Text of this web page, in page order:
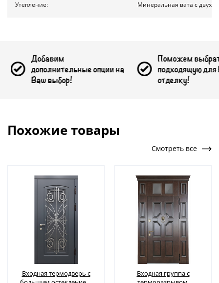
Утепление: Минеральная вата с двух
опции на
Поможем выбрать
подходящую для Вас
отделку!
Похожие товары
Смотреть все
Входная термодверь с
Входная группа с